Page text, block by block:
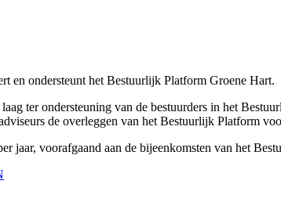
en ondersteunt het Bestuurlijk Platform Groene Hart.
ter ondersteuning van de bestuurders in het
de overleggen van het Bestuurlijk Platform
jaar, voorafgaand aan de bijeenkomsten van het